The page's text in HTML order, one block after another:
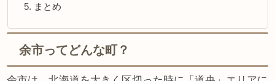
まとめ
余市ってどんな町？